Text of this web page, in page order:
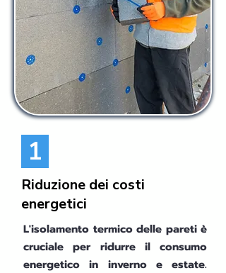
1
Riduzione dei costi
energetici
L'isolamento termico delle pareti è
cruciale per ridurre il consumo
energetico in inverno e estate.